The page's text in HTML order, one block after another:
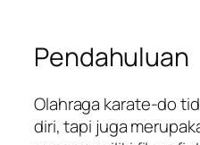
Pendahuluan
Olahraga karate-do
diri, tapi juga